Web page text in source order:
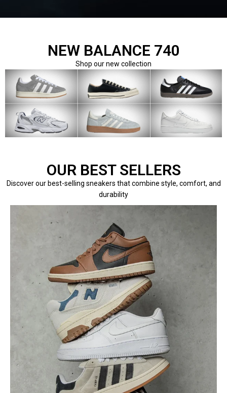
NEW BALANCE 740
Shop our new collection
OUR BEST SELLERS
Discover our best-selling sneakers that combine style, comfort, and
durability